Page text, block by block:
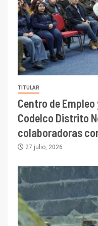
TITULAR
Centro de
Codelco Distrito
colaboradoras
27 julio, 2026